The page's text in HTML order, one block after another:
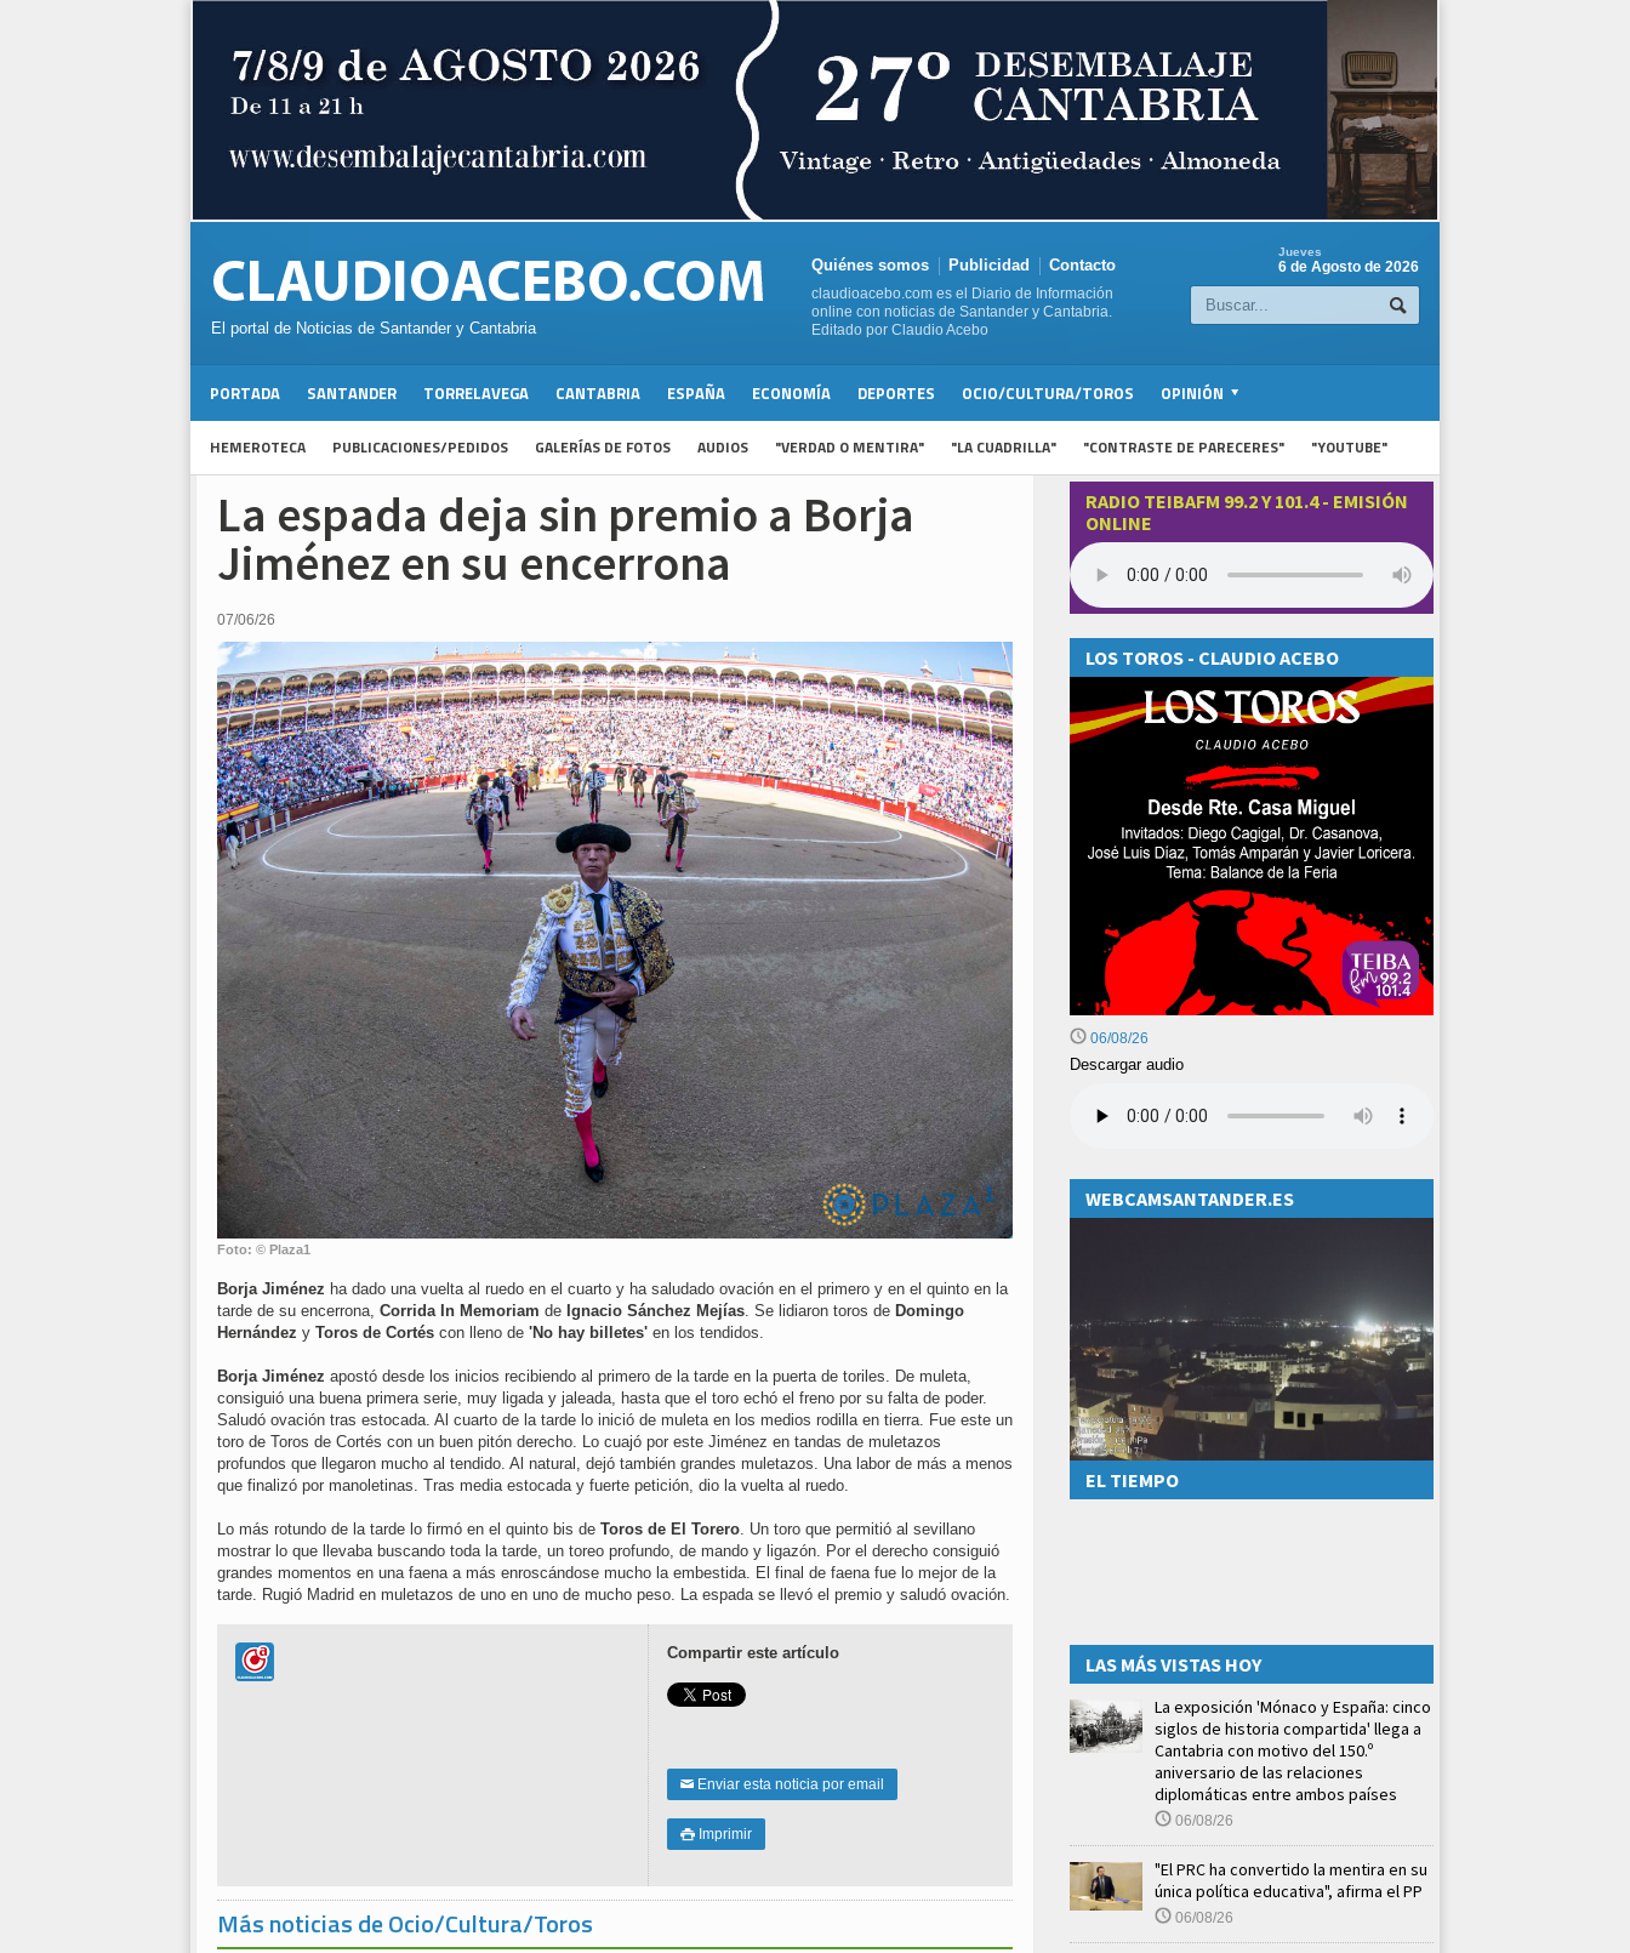
El portal de Noticias de Santander y Cantabria
Quiénes somos Publicidad Contacto
claudioacebo.com es el Diario de Información
online con noticias de Santander y Cantabria.
Editado por Claudio Acebo
Jueves
6 de Agosto de 2026
PORTADA SANTANDER TORRELAVEGA CANTABRIA ESPAÑA ECONOMÍA DEPORTES OCIO/CULTURA/TOROS OPINIÓN
HEMEROTECA PUBLICACIONES/PEDIDOS GALERÍAS DE FOTOS AUDIOS "VERDAD O MENTIRA" "LA CUADRILLA" "CONTRASTE DE PARECERES" "YOUTUBE"
La espada deja sin premio a Borja
Jiménez en su encerrona
07/06/26
Foto: © Plaza1
Borja Jiménez ha dado una vuelta al ruedo en el cuarto y ha saludado ovación en el primero y en el quinto en la
tarde de su encerrona, Corrida In Memoriam de Ignacio Sánchez Mejías. Se lidiaron toros de Domingo
Hernández y Toros de Cortés con lleno de 'No hay billetes' en los tendidos.
Borja Jiménez apostó desde los inicios recibiendo al primero de la tarde en la puerta de toriles. De muleta,
consiguió una buena primera serie, muy ligada y jaleada, hasta que el toro echó el freno por su falta de poder.
Saludó ovación tras estocada. Al cuarto de la tarde lo inició de muleta en los medios rodilla en tierra. Fue este un
toro de Toros de Cortés con un buen pitón derecho. Lo cuajó por este Jiménez en tandas de muletazos
profundos que llegaron mucho al tendido. Al natural, dejó también grandes muletazos. Una labor de más a menos
que finalizó por manoletinas. Tras media estocada y fuerte petición, dio la vuelta al ruedo.
Lo más rotundo de la tarde lo firmó en el quinto bis de Toros de El Torero. Un toro que permitió al sevillano
mostrar lo que llevaba buscando toda la tarde, un toreo profundo, de mando y ligazón. Por el derecho consiguió
grandes momentos en una faena a más enroscándose mucho la embestida. El final de faena fue lo mejor de la
tarde. Rugió Madrid en muletazos de uno en uno de mucho peso. La espada se llevó el premio y saludó ovación.
Compartir este artículo
✉ Enviar esta noticia por email
 Imprimir
Más noticias de Ocio/Cultura/Toros
RADIO TEIBAFM 99.2 Y 101.4 - EMISIÓN
ONLINE
LOS TOROS - CLAUDIO ACEBO
06/08/26
Descargar audio
WEBCAMSANTANDER.ES
EL TIEMPO
LAS MÁS VISTAS HOY
La exposición 'Mónaco y España: cinco
siglos de historia compartida' llega a
Cantabria con motivo del 150.º
aniversario de las relaciones
diplomáticas entre ambos países
06/08/26
"El PRC ha convertido la mentira en su
única política educativa", afirma el PP
06/08/26